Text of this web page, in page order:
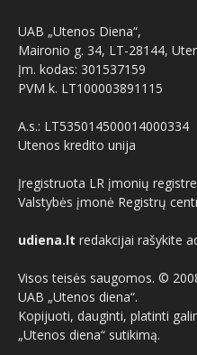
UAB „Utenos Diena“,
Maironio g. 34, LT-28144,
Įm. kodas: 301537159
PVM k. LT100003891115
A.s.: LT535014500014000334
Utenos kredito unija
Įregistruota LR įmonių
Valstybės įmonė Registrų
udiena.lt redakcijai rašykite
Visos teisės saugomos. ©
UAB „Utenos diena“.
Kopijuoti, dauginti, platinti
„Utenos diena“ sutikimą.